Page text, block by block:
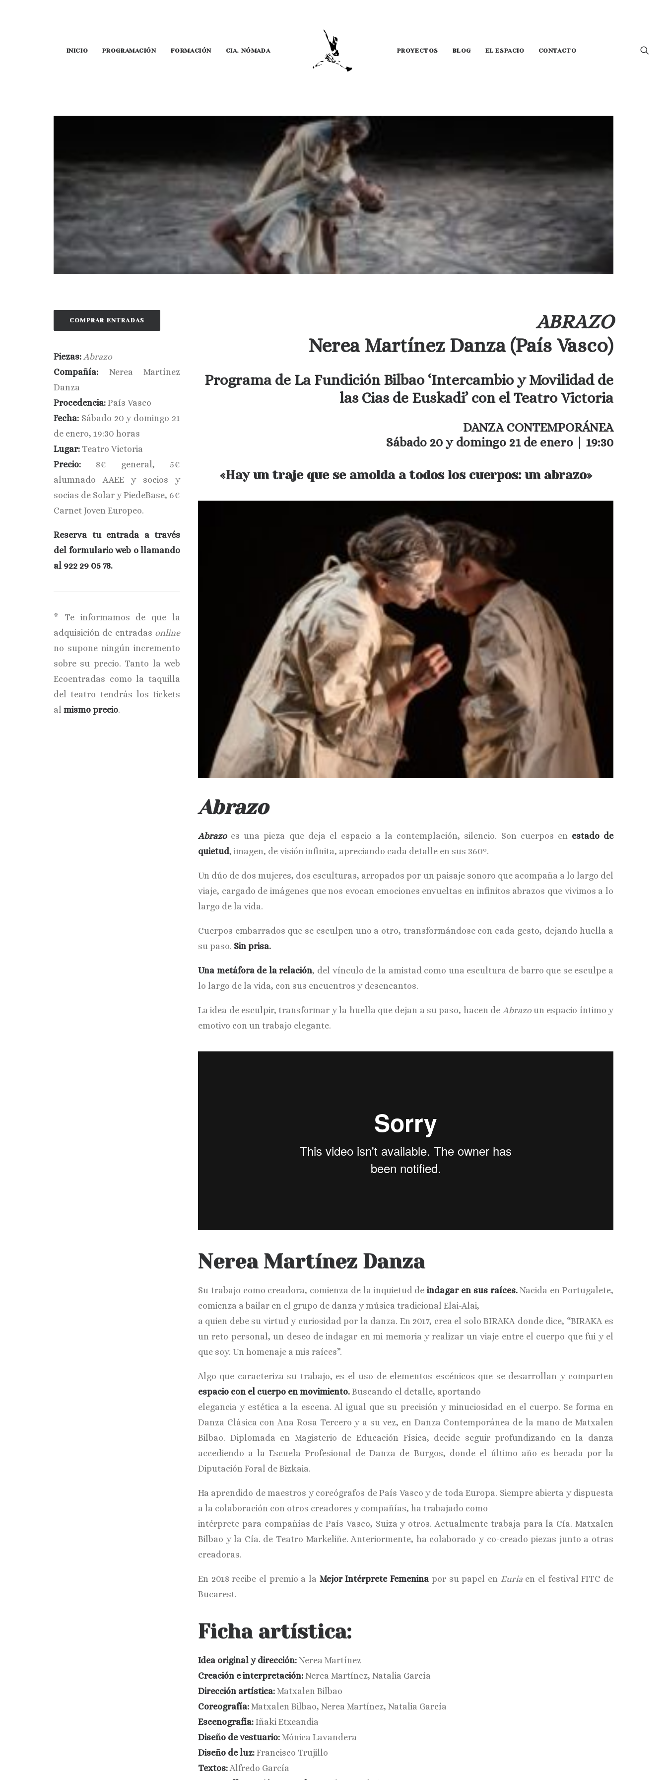
INICIO PROGRAMACIÓN FORMACIÓN CIA. NÓMADA PROYECTOS BLOG EL ESPACIO CONTACTO
COMPRAR ENTRADAS
Piezas: Abrazo
Compañía: Nerea Martínez
Danza
Procedencia: País Vasco
Fecha: Sábado 20 y domingo 21
de enero, 19:30 horas
Lugar: Teatro Victoria
Precio: 8€ general, 5€
alumnado AAEE y socios y
socias de Solar y PiedeBase, 6€
Carnet Joven Europeo.
Reserva tu entrada a través
del formulario web o llamando
al 922 29 05 78.
* Te informamos de que la
adquisición de entradas online
no supone ningún incremento
sobre su precio. Tanto la web
Ecoentradas como la taquilla
del teatro tendrás los tickets
al mismo precio.
ABRAZO
Nerea Martínez Danza (País Vasco)
Programa de La Fundición Bilbao ‘Intercambio y Movilidad de
las Cias de Euskadi’ con el Teatro Victoria
DANZA CONTEMPORÁNEA
Sábado 20 y domingo 21 de enero | 19:30
«Hay un traje que se amolda a todos los cuerpos: un abrazo»
Abrazo
Abrazoes una pieza que deja el espacio a la contemplación, silencio. Son cuerpos en estado de
quietud, imagen, de visión infinita, apreciando cada detalle en sus 360º.
Un dúo de dos mujeres, dos esculturas, arropados por un paisaje sonoro que acompaña a lo largo del
viaje, cargado de imágenes que nos evocan emociones envueltas en infinitos abrazos que vivimos a lo
largo de la vida.
Cuerpos embarrados que se esculpen uno a otro, transformándose con cada gesto, dejando huella a
su paso. Sin prisa.
Una metáfora de la relación, del vínculo de la amistad como una escultura de barro que se esculpe a
lo largo de la vida, con sus encuentros y desencantos.
La idea de esculpir, transformar y la huella que dejan a su paso, hacen de Abrazoun espacio íntimo y
emotivo con un trabajo elegante.
Nerea Martínez Danza
Su trabajo como creadora, comienza de la inquietud deindagar en sus raíces.Nacida en Portugalete,
comienza a bailar en el grupo de danza y música tradicional Elai-Alai,
a quien debe su virtud y curiosidad por la danza. En 2017, crea el solo BIRAKA donde dice, “BIRAKA es
un reto personal, un deseo de indagar en mi memoria y realizar un viaje entre el cuerpo que fui y el
que soy. Un homenaje a mis raíces”.
Algo que caracteriza su trabajo, es el uso de elementos escénicos que se desarrollan y comparten
espacio con el cuerpo en movimiento. Buscando el detalle, aportando
elegancia y estética a la escena. Al igual que su precisión y minuciosidad en el cuerpo. Se forma en
Danza Clásica con Ana Rosa Tercero y a su vez, en Danza Contemporánea de la mano de Matxalen
Bilbao. Diplomada en Magisterio de Educación Física, decide seguir profundizando en la danza
accediendo a la Escuela Profesional de Danza de Burgos, donde el último año es becada por la
Diputación Foral de Bizkaia.
Ha aprendido de maestros y coreógrafos de País Vasco y de toda Europa. Siempre abierta y dispuesta
a la colaboración con otros creadores y compañías, ha trabajado como
intérprete para compañías de País Vasco, Suiza y otros. Actualmente trabaja para la Cía. Matxalen
Bilbao y la Cía. de Teatro Markeliñe. Anteriormente, ha colaborado y co-creado piezas junto a otras
creadoras.
En 2018 recibe el premio a la Mejor Intérprete Femenina por su papel en Euriaen el festival FITC de
Bucarest.
Ficha artística:
Idea original y dirección: Nerea Martínez
Creación e interpretación: Nerea Martínez, Natalia García
Dirección artística: Matxalen Bilbao
Coreografía: Matxalen Bilbao, Nerea Martínez, Natalia García
Escenografía: Iñaki Etxeandia
Diseño de vestuario: Mónica Lavandera
Diseño de luz: Francisco Trujillo
Textos:Alfredo García